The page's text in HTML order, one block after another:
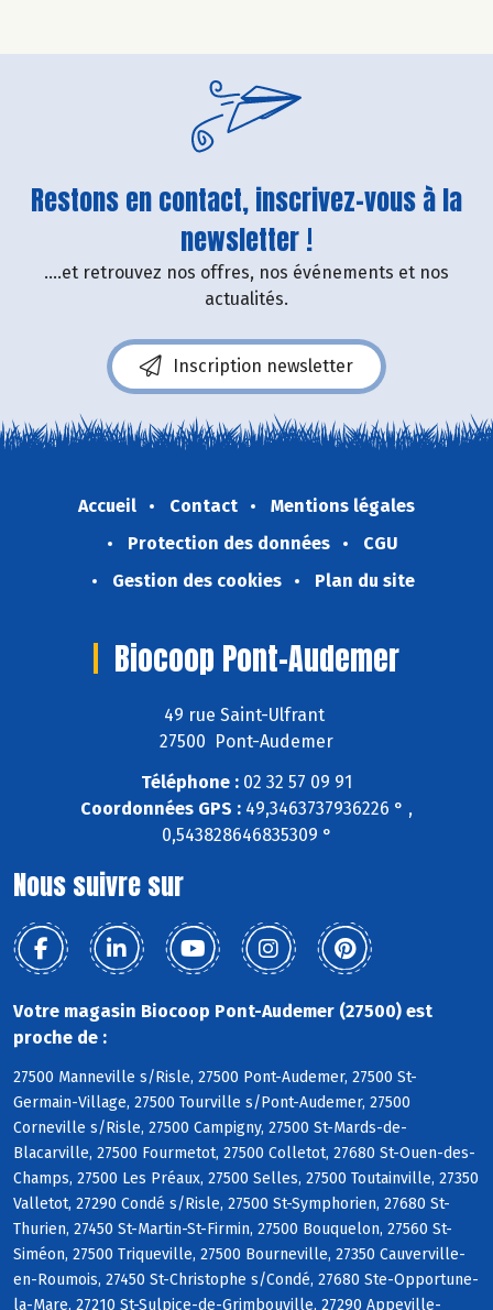
Restons en contact, inscrivez-vous à la
newsletter !
....et retrouvez nos offres, nos événements et nos
actualités.
Inscription newsletter
Accueil Contact
Mentions légales
Protection des données
CGU
Gestion des cookies
Plan du site
Biocoop Pont-Audemer
49 rue Saint-Ulfrant
27500 Pont-Audemer
Téléphone : 02 32 57 09 91
Coordonnées GPS : 49,3463737936226 ° ,
0,543828646835309 °
Nous suivre sur
Votre magasin Biocoop Pont-Audemer (27500) est
proche de :
27500 Manneville s/Risle, 27500 Pont-Audemer, 27500 St-
Germain-Village, 27500 Tourville s/Pont-Audemer, 27500
Corneville s/Risle, 27500 Campigny, 27500 St-Mards-de-
Blacarville, 27500 Fourmetot, 27500 Colletot, 27680 St-Ouen-des-
Champs, 27500 Les Préaux, 27500 Selles, 27500 Toutainville, 27350
Valletot, 27290 Condé s/Risle, 27500 St-Symphorien, 27680 St-
Thurien, 27450 St-Martin-St-Firmin, 27500 Bouquelon, 27560 St-
Siméon, 27500 Triqueville, 27500 Bourneville, 27350 Cauverville-
en-Roumois, 27450 St-Christophe s/Condé, 27680 Ste-Opportune-
la-Mare, 27210 St-Sulpice-de-Grimbouville, 27290 Appeville-